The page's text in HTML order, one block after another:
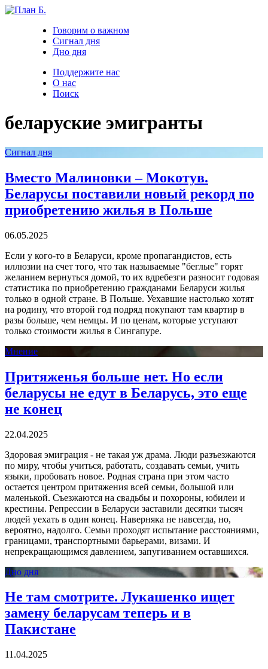
Говорим о важном
Сигнал дня
Дно дня
Поддержите нас
О нас
Поиск
беларуские эмигранты
Сигнал дня
Вместо Малиновки – Мокотув.
Беларусы поставили новый рекорд по
приобретению жилья в Польше
06.05.2025
Если у кого-то в Беларуси, кроме пропагандистов, есть
иллюзии на счет того, что так называемые "беглые" горят
желанием вернуться домой, то их вдребезги разносит годовая
статистика по приобретению гражданами Беларуси жилья
только в одной стране. В Польше. Уехавшие настолько хотят
на родину, что второй год подряд покупают там квартир в
разы больше, чем немцы. И по ценам, которые уступают
только стоимости жилья в Сингапуре.
Мнение
Притяженья больше нет. Но если
беларусы не едут в Беларусь, это еще
не конец
22.04.2025
Здоровая эмиграция - не такая уж драма. Люди разъезжаются
по миру, чтобы учиться, работать, создавать семьи, учить
языки, пробовать новое. Родная страна при этом часто
остается центром притяжения всей семьи, большой или
маленькой. Съезжаются на свадьбы и похороны, юбилеи и
крестины. Репрессии в Беларуси заставили десятки тысяч
людей уехать в один конец. Наверняка не навсегда, но,
вероятно, надолго. Семьи проходят испытание расстояниями,
границами, транспортными барьерами, визами. И
непрекращающимся давлением, запугиванием оставшихся.
Дно дня
Не там смотрите. Лукашенко ищет
замену беларусам теперь и в
Пакистане
11.04.2025